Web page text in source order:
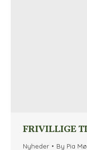
FRIVILLIGE
Nyheder By Pia